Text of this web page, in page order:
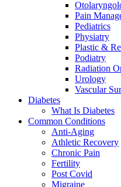
Pain
Pediatrics
Physiatry
Plastic &
Podiatry
Radiation
Urology
Vascular
Diabetes
What Is Diabetes
Common Conditions
Anti-Aging
Athletic Recovery
Chronic Pain
Fertility
Post Covid
Migraine